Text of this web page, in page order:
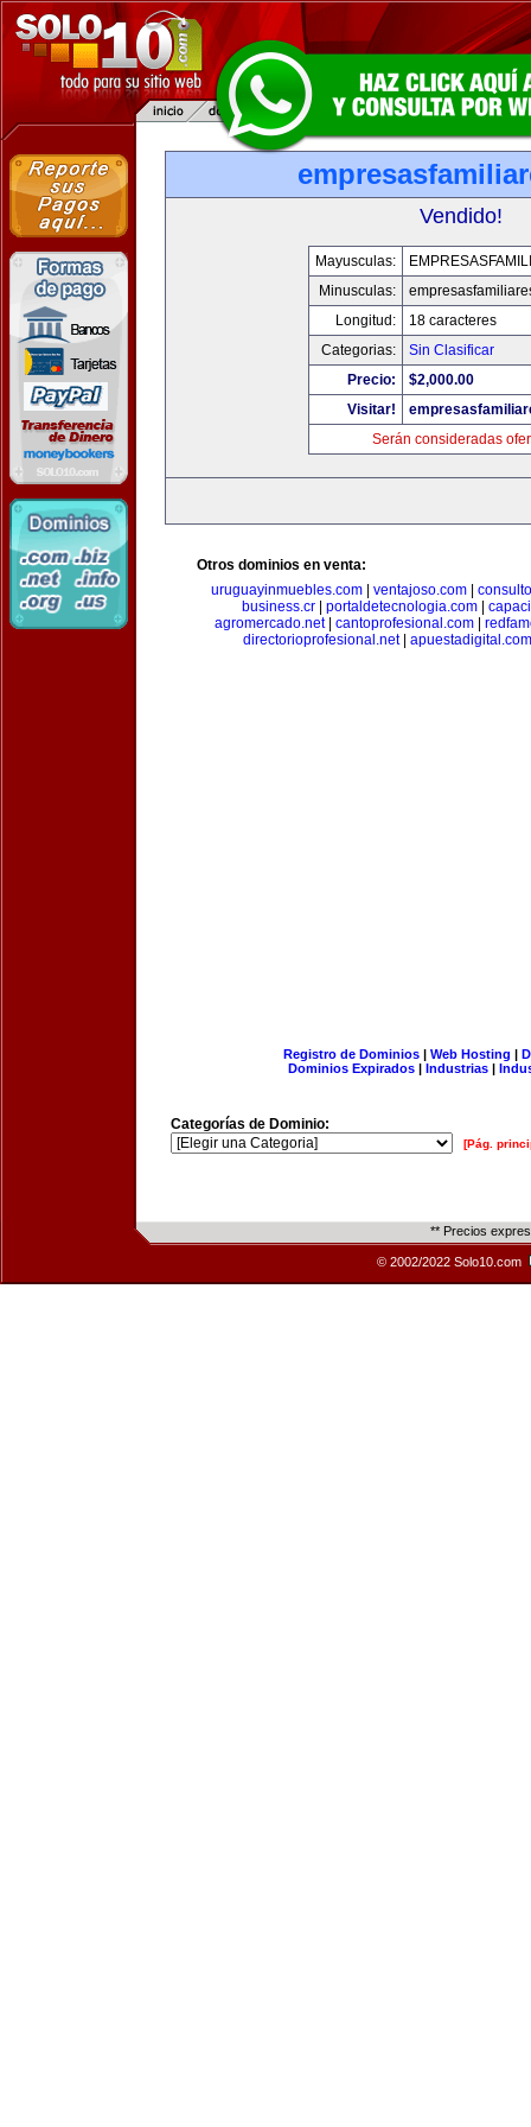
Vendido!
Mayusculas:
Minusculas:
Longitud:
18 caracteres
Categorias:
Sin Clasificar
Precio:
$2,000.00
Visitar!
Serán consideradas
Otros dominios en venta:
uruguayinmuebles.com
ventajoso.com
business.cr
portaldetecnologia.com
agromercado.net| cantoprofesional.com
directorioprofesional.net| apuestadigital.com
Registro de Dominios| Web Hosting |
Dominios Expirados | Industrias |
Categorías de Dominio:
[Pág.
** Precios
© 2002/2022 Solo10.com